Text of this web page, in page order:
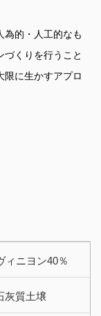
為的・人工的なも
くりを行うこと
限に生かすアプロ
ニヨン40％
灰質土壌